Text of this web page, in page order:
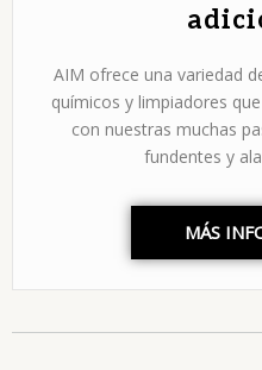
AIM ofrece una variedad
químicos y limpiadores
con nuestras muchas
fundentes y
MÁS